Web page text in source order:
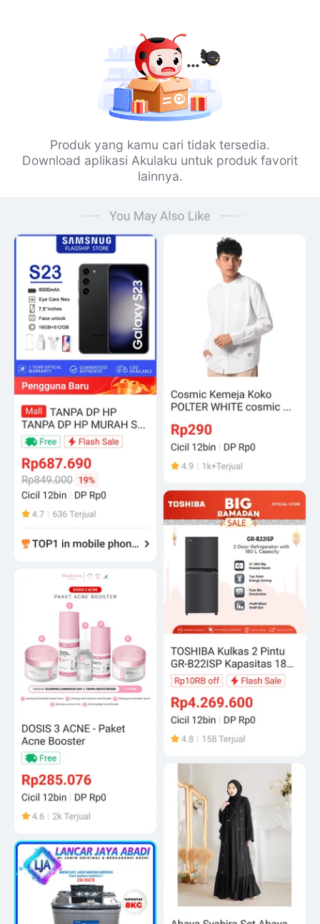
Produk yang kamu cari tidak tersedia.
Download aplikasi Akulaku untuk produk favorit
lainnya.